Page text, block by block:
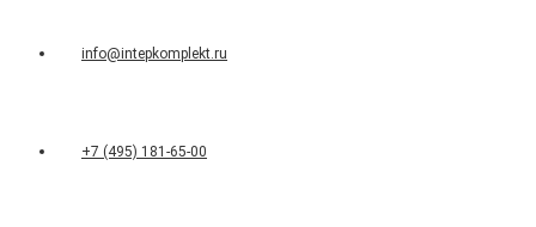
info@intepkomplekt.ru
+7 (495) 181-65-00